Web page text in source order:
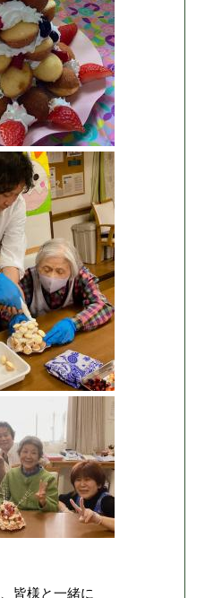
皆様と一緒に